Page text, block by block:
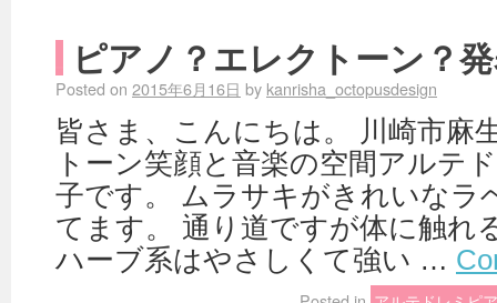
ピアノ？エレクトーン？
Posted on 2015年6月16日 by kanrisha_octopusdesign
皆さま、こんにちは。 川崎市麻
トーン笑顔と音楽の空間アルテ
子です。 ムラサキがきれいなラ
てます。 通り道ですが体に触れ
ハーブ系はやさしくて強い …